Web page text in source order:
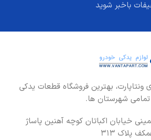
باخبر شوید
ونتاپارت، بهترین فروشگاه قطعات یدکی
تمامی شهرستان ها.
خیابان اکباتان کوچه آهنین پاساژ
پلاک ۳۱۳